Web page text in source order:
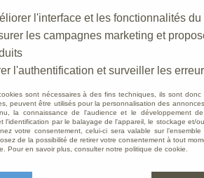
STATUES CRÈCHES DE
N° 37 _ 15 CM >Berger Polychrome
l'interface et les fonctionnalités du
les campagnes marketing et
l'authentification et surveiller les
sont nécessaires à des fins techniques, ils sont
peuvent être utilisés pour la personnalisation des
la connaissance de l'audience et le développement
l'identification par le balayage de l'appareil, le stockage et/
votre consentement, celui-ci sera valable sur
de la possibilité de retirer votre consentement à tout
Pour en savoir plus, consulter notre politique de cookie.